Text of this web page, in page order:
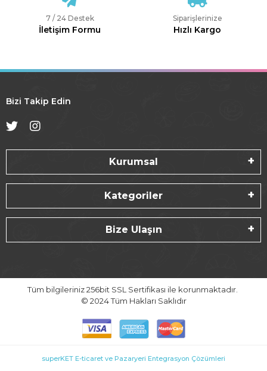
7 / 24 Destek
İletişim Formu
Siparişlerinize
Hızlı Kargo
Bizi Takip Edin
Kurumsal
Kategoriler
Bize Ulaşın
Tüm bilgileriniz 256bit SSL Sertifikası ile korunmaktadır.
© 2024Tüm Hakları Saklıdır
superKET E-ticaret ve Pazaryeri Entegrasyon Çözümleri